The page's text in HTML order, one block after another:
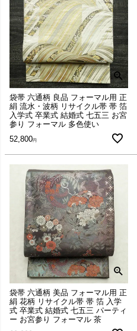
袋帯 六通柄 良品 フォーマル用 正
絹 流水・波柄 リサイクル帯 帯 箔
入学式 卒業式 結婚式 七五三 お宮
参り フォーマル 多色使い
52,800
袋帯 六通柄 美品 フォーマル用 正
絹 花柄 リサイクル帯 帯 箔 入学
式 卒業式 結婚式 七五三 パーティ
ー お宮参り フォーマル 茶